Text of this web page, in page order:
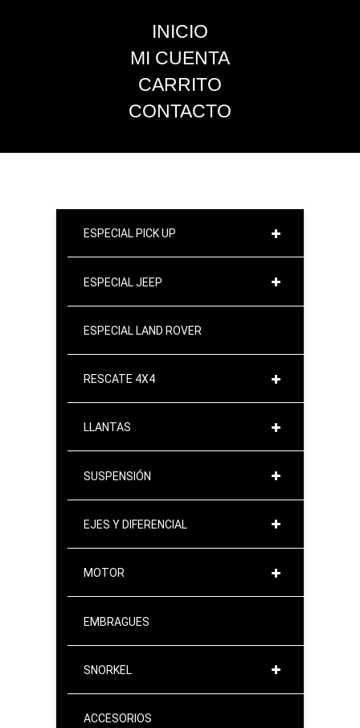
INICIO
MI CUENTA
CARRITO
CONTACTO
ESPECIAL PICK UP
ESPECIAL JEEP
ESPECIAL LAND ROVER
RESCATE 4X4
LLANTAS
SUSPENSIÓN
EJES Y DIFERENCIAL
MOTOR
EMBRAGUES
SNORKEL
ACCESORIOS